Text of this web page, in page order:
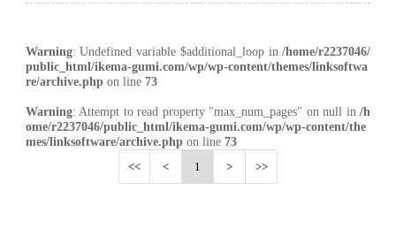
Warning: Undefined variable $additional_loop in/home/r2237046/
public_html/ikema-gumi.com/wp/wp-content/themes/linksoftwa
re/archive.phpon line 73
Warning: Attempt to read property "max_num_pages" on null in/h
ome/r2237046/public_html/ikema-gumi.com/wp/wp-content/the
mes/linksoftware/archive.phpon line 73
1